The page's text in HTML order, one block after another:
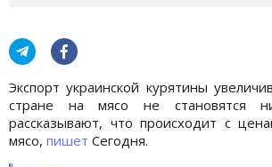
Экспорт украинской курятины
стране на мясо не становятся
рассказывают, что происходит с
мясо, пишет Сегодня.